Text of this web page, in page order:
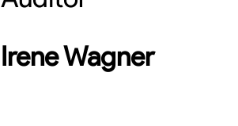
IreneWagner